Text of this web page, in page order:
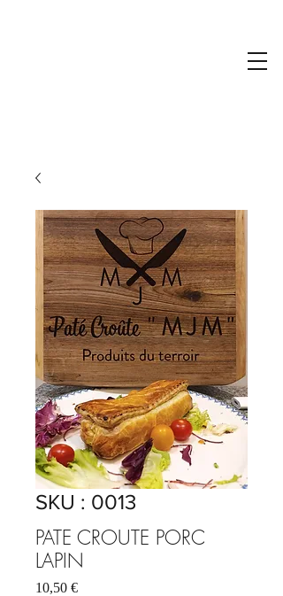
SKU : 0013
PATE CROUTE PORC
LAPIN
10,50 €Prix